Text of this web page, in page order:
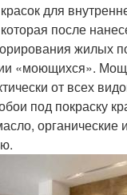
для
после
жилых
«моющихся».
от всех
под покраску